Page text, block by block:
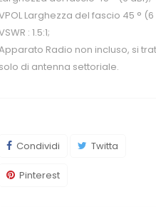
Larghezza del fascio 45 ° (6
: 1.5:1;
Radio non incluso, si
solo di antenna settoriale.
Condividi Twitta
Pinterest